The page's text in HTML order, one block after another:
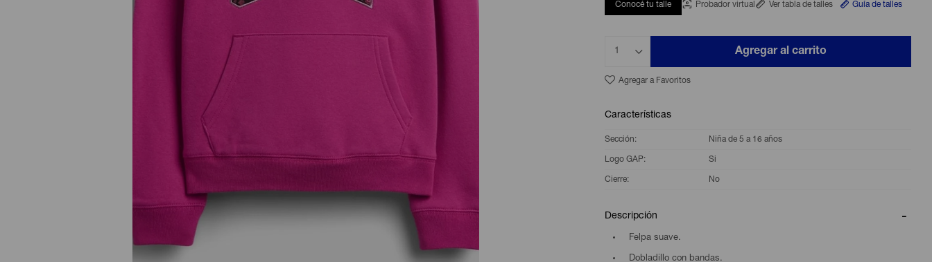
Conocé tu talle Probador virtual Ver tabla de talles Guía de talles
1 Agregar al carrito
Características
Sección Niña de 5 a 16 años
Logo GAP Si
Cierre No
Descripción
Felpa suave.
Dobladillo con bandas.